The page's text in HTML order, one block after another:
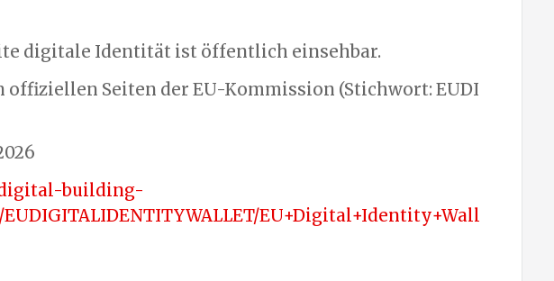
digitale Identität ist öffentlich einsehbar.
offiziellen Seiten der EU-Kommission (Stichwort: EUDI
digital-building-
EU+Digital+Identity+Wall